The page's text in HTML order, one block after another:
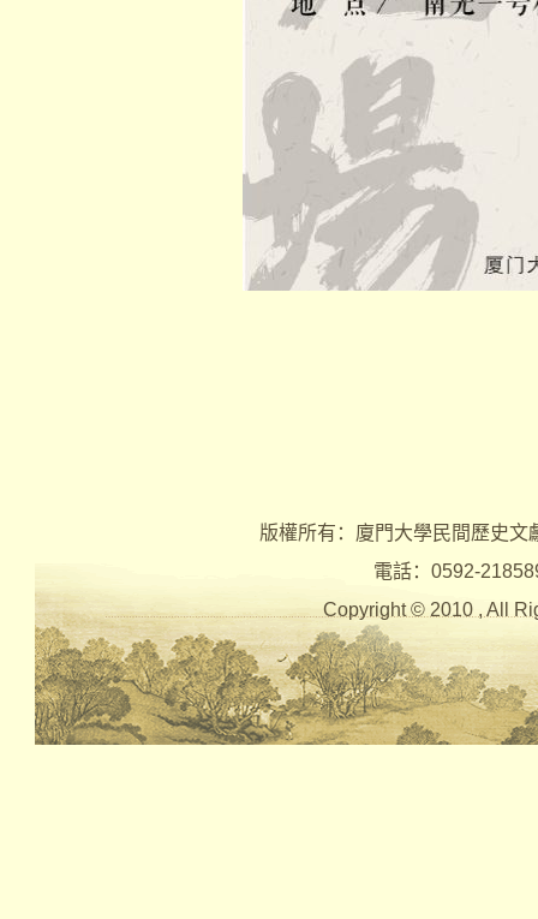
版權所有：廈門大學民間歷史
電話：0592-
Copyright © 2010 , All